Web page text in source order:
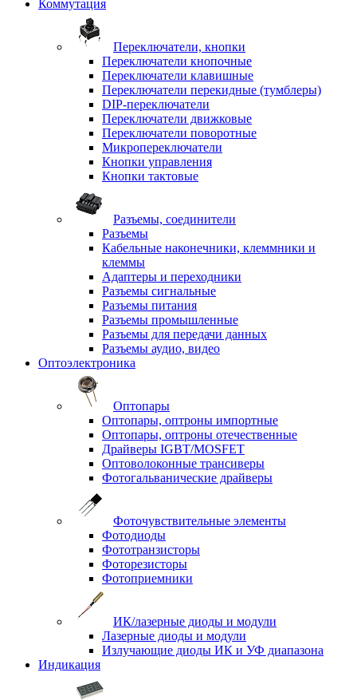
Коммутация
Переключатели, кнопки
Переключатели кнопочные
Переключатели клавишные
Переключатели перекидные (тумблеры)
DIP-переключатели
Переключатели движковые
Переключатели поворотные
Микропереключатели
Кнопки управления
Кнопки тактовые
Разъемы, соединители
Разъемы
Кабельные наконечники, клеммники и
клеммы
Адаптеры и переходники
Разъемы сигнальные
Разъемы питания
Разъемы промышленные
Разъемы для передачи данных
Разъемы аудио, видео
Оптоэлектроника
Оптопары
Оптопары, оптроны импортные
Оптопары, оптроны отечественные
Драйверы IGBT/MOSFET
Оптоволоконные трансиверы
Фотогальванические драйверы
Фоточувствительные элементы
Фотодиоды
Фототранзисторы
Фоторезисторы
Фотоприемники
ИК/лазерные диоды и модули
Лазерные диоды и модули
Излучающие диоды ИК и УФ диапазона
Индикация